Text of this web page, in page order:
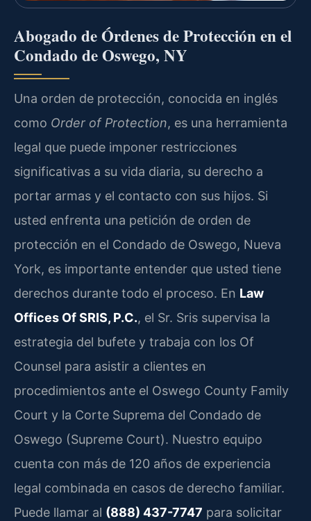
Abogado de Órdenes de Protección en el
Condado de Oswego, NY
Una orden de protección, conocida en inglés
como Order of Protection, es una herramienta
legal que puede imponer restricciones
significativas a su vida diaria, su derecho a
portar armas y el contacto con sus hijos. Si
usted enfrenta una petición de orden de
protección en el Condado de Oswego, Nueva
York, es importante entender que usted tiene
derechos durante todo el proceso. En Law
Offices Of SRIS, P.C., el Sr. Sris supervisa la
estrategia del bufete y trabaja con los Of
Counsel para asistir a clientes en
procedimientos ante el Oswego County Family
Court y la Corte Suprema del Condado de
Oswego (Supreme Court). Nuestro equipo
cuenta con más de 120 años de experiencia
legal combinada en casos de derecho familiar.
Puede llamar al (888) 437-7747 para solicitar